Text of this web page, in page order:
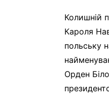
Колишній
Кароля
польську
Орден